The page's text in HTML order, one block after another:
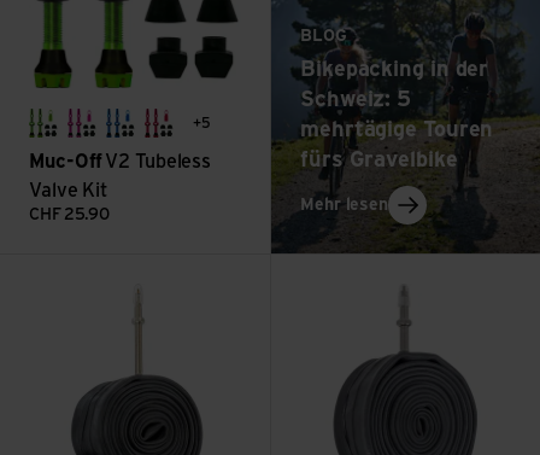
grünpinkblaurot
+5
Muc-OffV2 Tubeless
Valve Kit
CHF 25.90
BLOG
Bikepacking in der
Schweiz: 5
mehrtägige Touren
fürs Gravelbike
Mehr lesen: Bikepacking in